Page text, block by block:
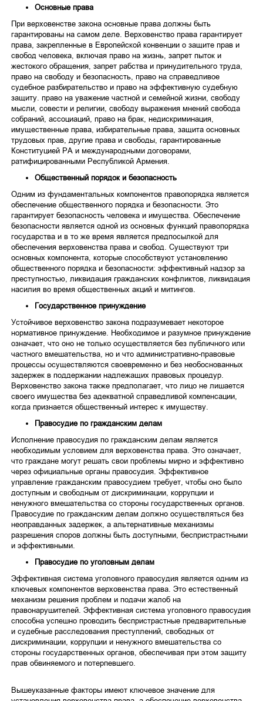
Основные права
При верховенстве закона основные права должны быть
гарантированы на самом деле. Верховенство права гарантирует
права, закрепленные в Европейской конвенции о защите прав и
свобод человека, включая право на жизнь, запрет пыток и
жестокого обращения, запрет рабства и принудительного труда,
право на свободу и безопасность, право на справедливое
судебное разбирательство и право на эффективную судебную
защиту. право на уважение частной и семейной жизни, свободу
мысли, совести и религии, свободу выражения мнений свобода
собраний, ассоциаций, право на брак, недискриминация,
имущественные права, избирательные права, защита основных
трудовых прав, другие права и свободы, гарантированные
Конституцией РА и международными договорами,
ратифицированными Республикой Армения.
Общественный порядок и безопасность
Одним из фундаментальных компонентов правопорядка является
обеспечение общественного порядка и безопасности. Это
гарантирует безопасность человека и имущества. Обеспечение
безопасности является одной из основных функций правопорядка
государства и в то же время является предпосылкой для
обеспечения верховенства права и свобод. Существуют три
основных компонента, которые способствуют установлению
общественного порядка и безопасности: эффективный надзор за
преступностью, ликвидация гражданских конфликтов, ликвидация
насилия во время общественных акций и митингов.
Государственное принуждение
Устойчивое верховенство закона подразумевает некоторое
нормативное принуждение. Необходимое и разумное принуждение
означает, что оно не только осуществляется без публичного или
частного вмешательства, но и что административно-правовые
процессы осуществляются своевременно и без необоснованных
задержек в поддержании надлежащих правовых процедур.
Верховенство закона также предполагает, что лицо не лишается
своего имущества без адекватной справедливой компенсации,
когда признается общественный интерес к имуществу.
Правосудие по гражданским делам
Исполнение правосудия по гражданским делам является
необходимым условием для верховенства права. Это означает,
что граждане могут решать свои проблемы мирно и эффективно
через официальные органы правосудия. Эффективное
управление гражданским правосудием требует, чтобы оно было
доступным и свободным от дискриминации, коррупции и
ненужного вмешательства со стороны государственных органов.
Правосудие по гражданским делам должно осуществляться без
неоправданных задержек, а альтернативные механизмы
разрешения споров должны быть доступными, беспристрастными
и эффективными.
Правосудие по уголовным делам
Эффективная система уголовного правосудия является одним из
ключевых компонентов верховенства права. Это естественный
механизм решения проблем и подачи жалоб на
правонарушителей. Эффективная система уголовного правосудия
способна успешно проводить беспристрастные предварительные
и судебные расследования преступлений, свободных от
дискриминации, коррупции и ненужного вмешательства со
стороны государственных органов, обеспечивая при этом защиту
прав обвиняемого и потерпевшего.
Вышеуказанные факторы имеют ключевое значение для